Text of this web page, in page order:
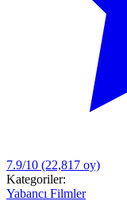
7.9/10 (22,817 oy)
Kategoriler:
Yabancı Filmler